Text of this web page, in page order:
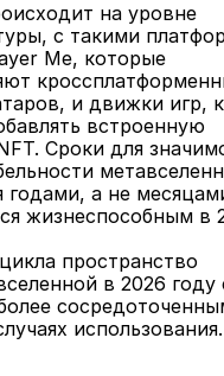
на уровне
с такими
Me, которые
и движки игр,
встроенную
Сроки для
годами, а не
жизнеспособным в
пространство
в 2026 году
использования.